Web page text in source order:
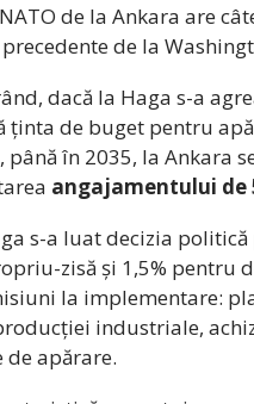
de la Ankara are
de la
dacă la Haga s-a
ținta de buget pentru
până în 2035, la Ankara
angajamentului de
s-a luat decizia
zisă și 1,5% pentru
la implementare:
industriale,
apărare.